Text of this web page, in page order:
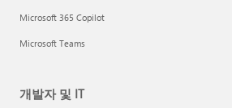
Microsoft 365 Copilot
Microsoft Teams
개발자 및 IT